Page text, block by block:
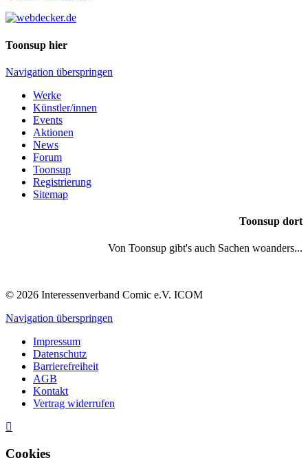
Toonsup hier
Navigation überspringen
Werke
Künstler/innen
Events
Aktionen
News
Forum
Toonsup
Registrierung
Sitemap
Toonsup dort
Von Toonsup gibt's auch Sachen woanders...
© 2026 Interessenverband Comic e.V. ICOM
Navigation überspringen
Impressum
Datenschutz
Barrierefreiheit
AGB
Kontakt
Vertrag widerrufen
Cookies